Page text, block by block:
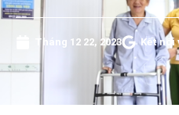
Tháng 12 22, 2023 Kết nối